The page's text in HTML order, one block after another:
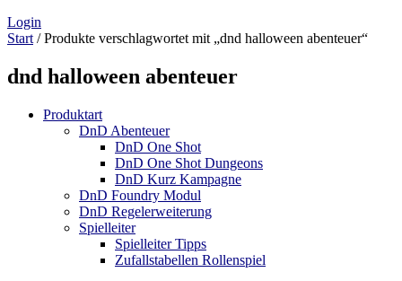
Login
Start / Produkte verschlagwortet mit „dnd halloween abenteuer“
dnd halloween abenteuer
Produktart
DnD Abenteuer
DnD One Shot
DnD One Shot Dungeons
DnD Kurz Kampagne
DnD Foundry Modul
DnD Regelerweiterung
Spielleiter
Spielleiter Tipps
Zufallstabellen Rollenspiel